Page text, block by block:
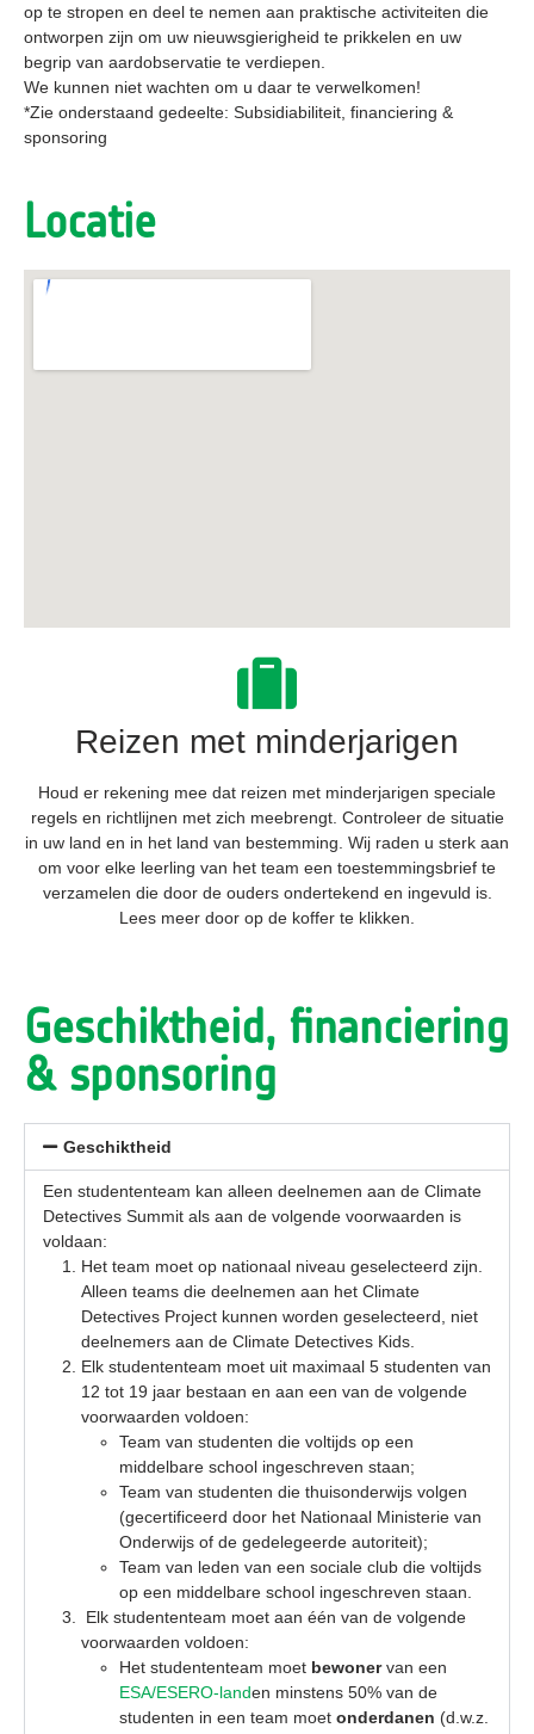
op te stropen en deel te nemen aan praktische activiteiten die
ontworpen zijn om uw nieuwsgierigheid te prikkelen en uw
begrip van aardobservatie te verdiepen.
We kunnen niet wachten om u daar te verwelkomen!
*Zie onderstaand gedeelte: Subsidiabiliteit, financiering &
sponsoring
Locatie
Reizen met minderjarigen
Houd er rekening mee dat reizen met minderjarigen speciale
regels en richtlijnen met zich meebrengt. Controleer de situatie
in uw land en in het land van bestemming. Wij raden u sterk aan
om voor elke leerling van het team een toestemmingsbrief te
verzamelen die door de ouders ondertekend en ingevuld is.
Lees meer door op de koffer te klikken.
Geschiktheid, financiering
& sponsoring
Geschiktheid
Een studententeam kan alleen deelnemen aan de Climate
Detectives Summit als aan de volgende voorwaarden is
voldaan:
Het team moet op nationaal niveau geselecteerd zijn.
Alleen teams die deelnemen aan het Climate
Detectives Project kunnen worden geselecteerd, niet
deelnemers aan de Climate Detectives Kids.
Elk studententeam moet uit maximaal 5 studenten van
12 tot 19 jaar bestaan en aan een van de volgende
voorwaarden voldoen:
Team van studenten die voltijds op een
middelbare school ingeschreven staan;
Team van studenten die thuisonderwijs volgen
(gecertificeerd door het Nationaal Ministerie van
Onderwijs of de gedelegeerde autoriteit);
Team van leden van een sociale club die voltijds
op een middelbare school ingeschreven staan.
Elk studententeam moet aan één van de volgende
voorwaarden voldoen:
Het studententeam moet bewonervan een
ESA/ESERO-landen minstens 50% van de
studenten in een team moet onderdanen (d.w.z.